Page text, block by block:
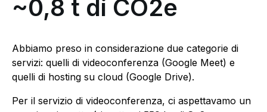
~0,8 t di CO2e
Abbiamo preso in considerazione due categorie di
servizi: quelli di videoconferenza (Google Meet) e
quelli di hosting su cloud (Google Drive).
Per il servizio di videoconferenza, ci aspettavamo un